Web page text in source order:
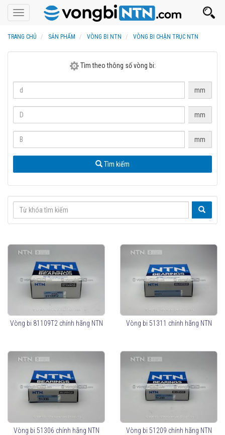
Toggle
navigation
TRANG CHỦ SẢN PHẨM VÒNG BI NTN VÒNG BI CHẶN TRỤC NTN
Tìm theo thông số vòng bi:
mm
mm
mm
Tìm kiếm
Vòng bi 81109T2 chính hãng NTN Vòng bi 51311 chính hãng NTN
Vòng bi 51306 chính hãng NTN Vòng bi 51209 chính hãng NTN